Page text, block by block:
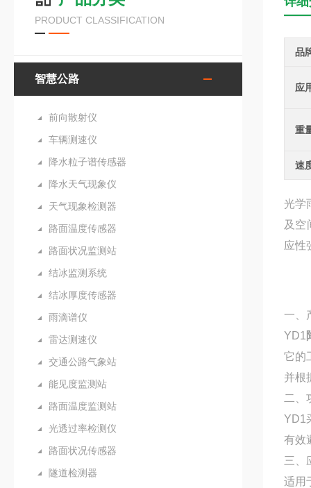
PRODUCT CLASSIFICATION
智慧公路
前向散射仪
车辆测速仪
降水粒子谱传感器
降水天气现象仪
天气现象检测器
路面温度传感器
路面状况监测站
结冰监测系统
结冰厚度传感器
雨滴谱仪
雷达测速仪
交通公路气象站
能见度监测站
路面温度监测站
光透过率检测仪
路面状况传感器
隧道检测器
品
应
重
速
光学
及空
应性
一、
YD1
它的
并根
二、
YD1
有效
三、
适用